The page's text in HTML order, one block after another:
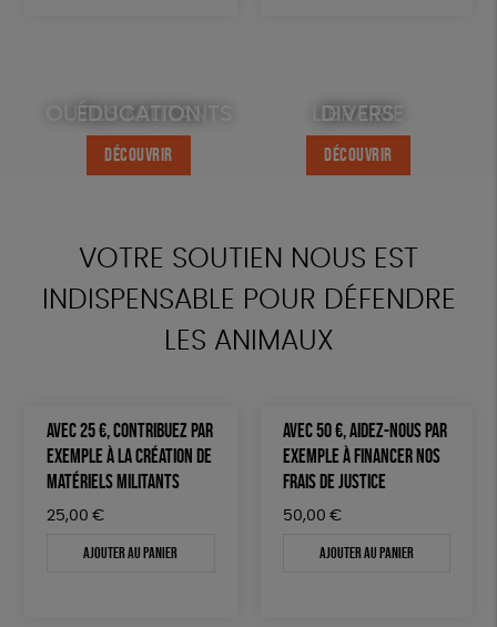
OUTILS MILITANTS
DÉCOUVRIR
LIBRAIRIE
DÉCOUVRIR
ÉDUCATION
DÉCOUVRIR
DIVERS
DÉCOUVRIR
VOTRE SOUTIEN NOUS EST
INDISPENSABLE POUR DÉFENDRE
LES ANIMAUX
AVEC 25 €, CONTRIBUEZ PAR
EXEMPLE À LA CRÉATION DE
MATÉRIELS MILITANTS
25,00 €
Ajouter au panier
AVEC 50 €, AIDEZ-NOUS PAR
EXEMPLE À FINANCER NOS
FRAIS DE JUSTICE
50,00 €
Ajouter au panier